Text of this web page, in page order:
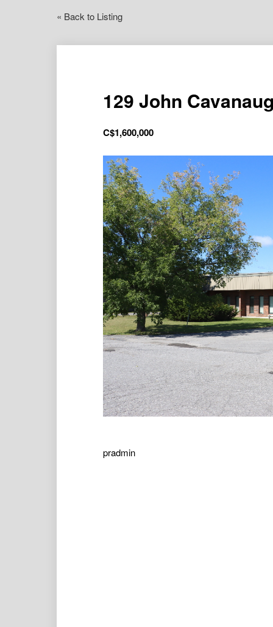
« Back to Listing
129 John
C$1,600,000
pradmin